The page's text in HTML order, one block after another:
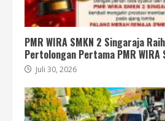
PMR WIRA SMKN 2 Singaraja
Pertolongan Pertama PMR WIRA
Juli 30, 2026